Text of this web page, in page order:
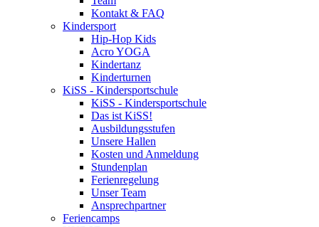
Kontakt & FAQ
Kindersport
Hip-Hop Kids
Acro YOGA
Kindertanz
Kinderturnen
KiSS - Kindersportschule
KiSS - Kindersportschule
Das ist KiSS!
Ausbildungsstufen
Unsere Hallen
Kosten und Anmeldung
Stundenplan
Ferienregelung
Unser Team
Ansprechpartner
Feriencamps